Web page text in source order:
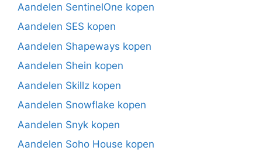
Aandelen SentinelOne kopen
Aandelen SES kopen
Aandelen Shapeways kopen
Aandelen Shein kopen
Aandelen Skillz kopen
Aandelen Snowflake kopen
Aandelen Snyk kopen
Aandelen Soho House kopen